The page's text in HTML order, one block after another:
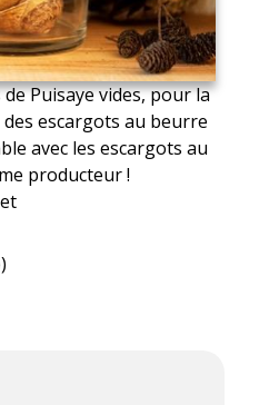
Puisaye vides, pour la
escargots au beurre
avec les escargots au
producteur !